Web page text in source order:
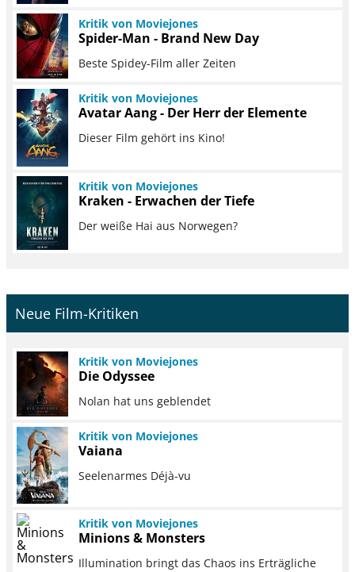
Kritik von Moviejones
Spider-Man - Brand New Day
Beste Spidey-Film aller Zeiten
Kritik von Moviejones
Avatar Aang - Der Herr der Elemente
Dieser Film gehört ins Kino!
Kritik von Moviejones
Kraken - Erwachen der Tiefe
Der weiße Hai aus Norwegen?
Neue Film-Kritiken
Kritik von Moviejones
Die Odyssee
Nolan hat uns geblendet
Kritik von Moviejones
Vaiana
Seelenarmes Déjà-vu
Kritik von Moviejones
Minions & Monsters
Illumination bringt das Chaos ins Erträgliche